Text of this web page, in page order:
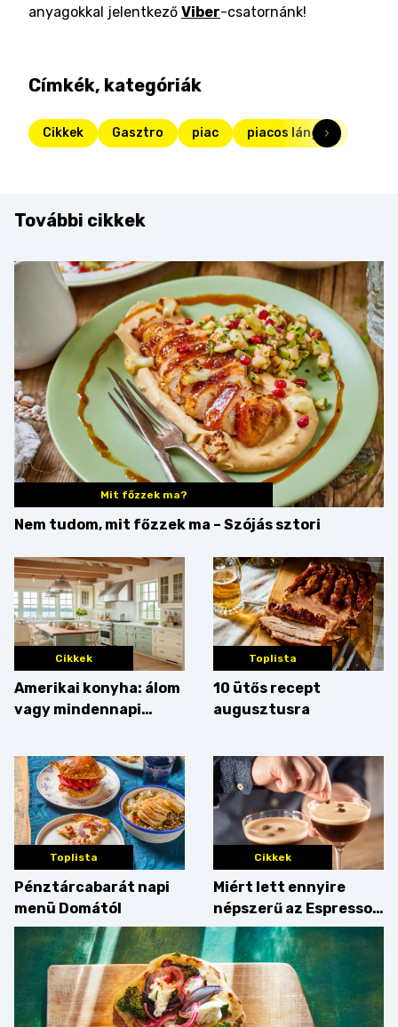
anyagokkal jelentkező Viber-csatornánk!
Címkék, kategóriák
Cikkek Gasztro piac piacos lángos
További cikkek
Mit főzzek ma?
Nem tudom, mit főzzek ma – Szójás sztori
Cikkek
Amerikai konyha: álom
vagy mindennapi
az érveket
Toplista
10 ütős recept
augusztusra
Toplista
Pénztárcabarát napi
menü Domától
Cikkek
Miért lett ennyire
népszerű az Espresso
Martini – és mit
érdemes enni mellé?